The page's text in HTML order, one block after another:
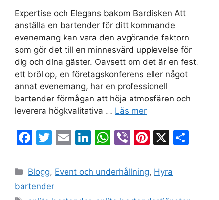
Expertise och Elegans bakom Bardisken Att
anställa en bartender för ditt kommande
evenemang kan vara den avgörande faktorn
som gör det till en minnesvärd upplevelse för
dig och dina gäster. Oavsett om det är en fest,
ett bröllop, en företagskonferens eller något
annat evenemang, har en professionell
bartender förmågan att höja atmosfären och
leverera högkvalitativa … Läs mer
F
c
e
T
itt
er
E
ai
Li
k
W
at
Vi
er
Pi
er
X
Blogg, Event och underhållning, Hyra
bartender